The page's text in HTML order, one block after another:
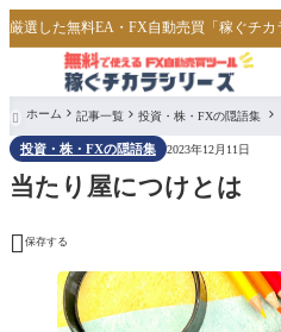
 ホーム 記事一覧 投資・株・FXの隠語集
投資・株・FXの隠語集 2023年12月11日
当たり屋につけとは
 保存する